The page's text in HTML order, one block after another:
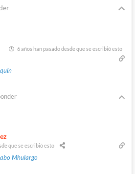
6 años han pasado desde que se escribió esto
que se escribió esto
Mhulargo